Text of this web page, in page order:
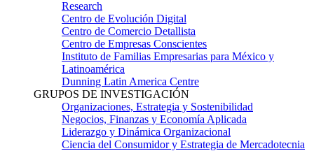
Research
Centro de Evolución Digital
Centro de Comercio Detallista
Centro de Empresas Conscientes
Instituto de Familias Empresarias para México y
Latinoamérica
Dunning Latin America Centre
GRUPOS DE INVESTIGACIÓN
Organizaciones, Estrategia y Sostenibilidad
Negocios, Finanzas y Economía Aplicada
Liderazgo y Dinámica Organizacional
Ciencia del Consumidor y Estrategia de Mercadotecnia